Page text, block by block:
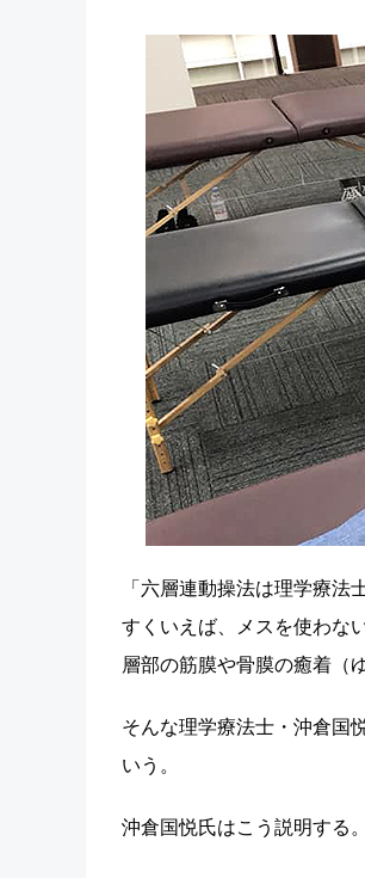
「六層連動操法は理学療
すくいえば、メスを使わな
層部の筋膜や骨膜の癒着（
そんな理学療法士・沖倉国
いう。
沖倉国悦氏はこう説明する。